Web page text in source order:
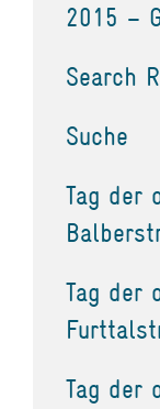
2015 –
Search
Suche
Tag der
Tag der
Tag der